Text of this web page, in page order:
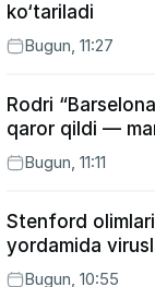
ko‘tariladi
Bugun, 11:27
Rodri
qaror qildi —
Bugun, 11:11
Stenford
yordamida
Bugun, 10:55